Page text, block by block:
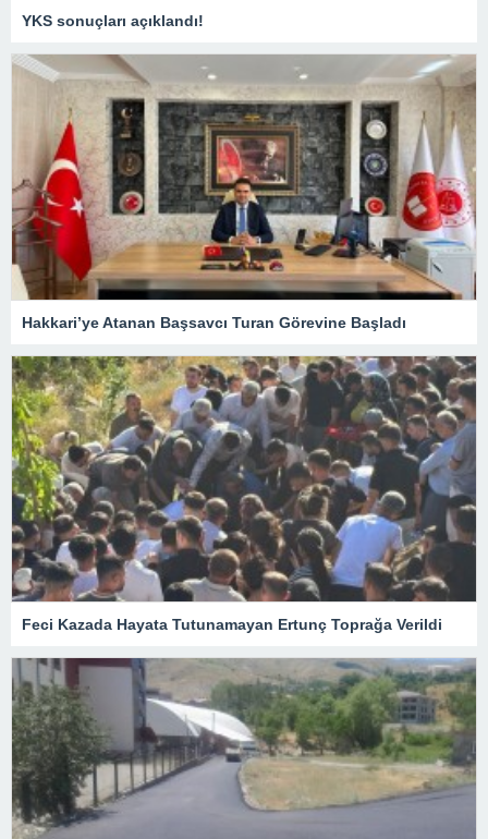
YKS sonuçları açıklandı!
Hakkari’ye Atanan Başsavcı Turan Görevine Başladı
Feci Kazada Hayata Tutunamayan Ertunç Toprağa Verildi